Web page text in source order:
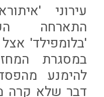
עירוני
התארחה
'בלומפילד'
להימנע